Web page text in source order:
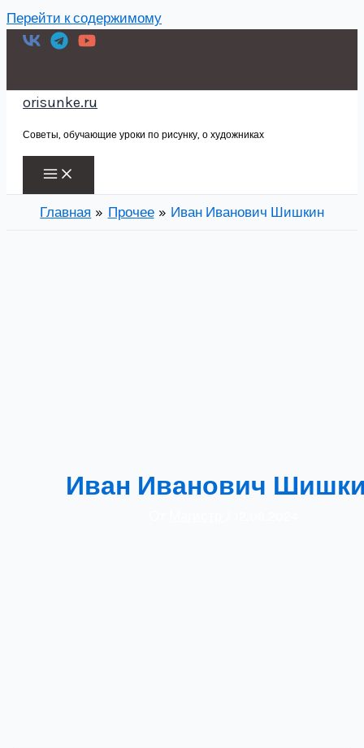
Перейти к содержимому
orisunke.ru
Советы, обучающие уроки по рисунку, о художниках
Главная Прочее Иван Иванович Шишкин
Иван Иванович